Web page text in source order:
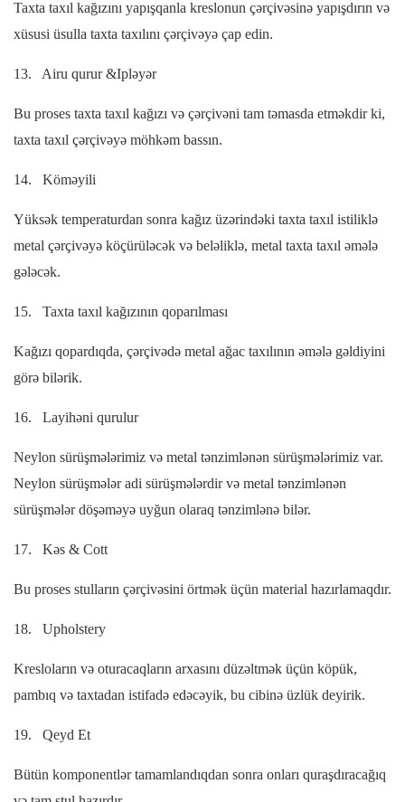
Taxta taxıl kağızını yapışqanla kreslonun çərçivəsinə yapışdırın və
xüsusi üsulla taxta taxılını çərçivəyə çap edin.
13. Airu qurur &Ipləyər
Bu proses taxta taxıl kağızı və çərçivəni tam təmasda etməkdir ki,
taxta taxıl çərçivəyə möhkəm bassın.
14. Köməyili
Yüksək temperaturdan sonra kağız üzərindəki taxta taxıl istiliklə
metal çərçivəyə köçürüləcək və beləliklə, metal taxta taxıl əmələ
gələcək.
15. Taxta taxıl kağızının qoparılması
Kağızı qopardıqda, çərçivədə metal ağac taxılının əmələ gəldiyini
görə bilərik.
16. Layihəni qurulur
Neylon sürüşmələrimiz və metal tənzimlənən sürüşmələrimiz var.
Neylon sürüşmələr adi sürüşmələrdir və metal tənzimlənən
sürüşmələr döşəməyə uyğun olaraq tənzimlənə bilər.
17. Kəs & Cott
Bu proses stulların çərçivəsini örtmək üçün material hazırlamaqdır.
18. Upholstery
Kresloların və oturacaqların arxasını düzəltmək üçün köpük,
pambıq və taxtadan istifadə edəcəyik, bu cibinə üzlük deyirik.
19. Qeyd Et
Bütün komponentlər tamamlandıqdan sonra onları quraşdıracağıq